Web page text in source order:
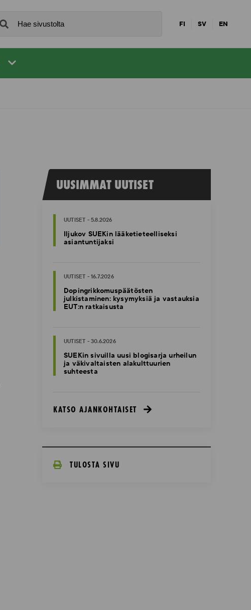
FI SV EN
UUSIMMAT UUTISET
UUTISET - 5.8.2026
Iljukov SUEKin lääketieteelliseksi
asiantuntijaksi
UUTISET - 16.7.2026
Dopingrikkomuspäätösten
julkistaminen: kysymyksiä ja vastauksia
EUT:n ratkaisusta
UUTISET - 30.6.2026
SUEKin sivuilla uusi blogisarja urheilun
ja väkivaltaisten alakulttuurien
suhteesta
KATSO AJANKOHTAISET
TULOSTA SIVU